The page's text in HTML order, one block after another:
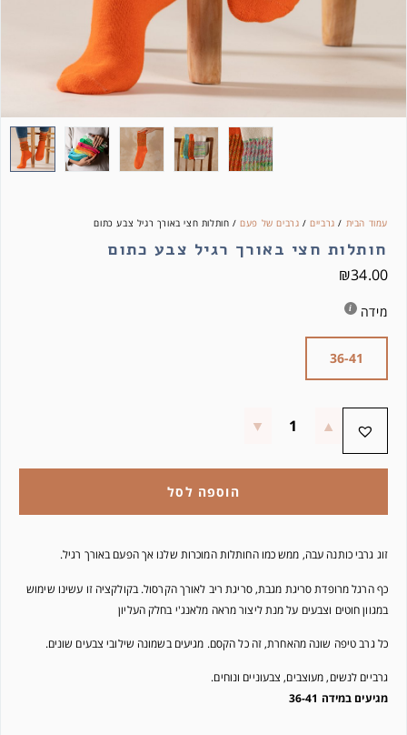
עמוד הבית / גרביים/ גרבים של פעם/ חותלות חצי באורך רגיל צבע כתום
חותלות חצי באורך רגיל צבע כתום
₪34.00
מידה
36-41
הוספה לסל
זוג גרבי כותנה עבה, ממש כמו החותלות המוכרות שלנו אך הפעם באורך רגיל.
כף הרגל מרופדת סריגת מגבת, סריגת ריב לאורך הקרסול. בקולקציה זו עשינו שימוש
במגוון חוטים וצבעים על מנת ליצור מראה מלאנג'י בחלק העליון
כל גרב טיפה שונה מהאחרת, זה כל הקסם. מגיעים בשמונה שילובי צבעים שונים.
גרביים לנשים, מעוצבים, צבעוניים ונוחים.
מגיעים במידה 36-41